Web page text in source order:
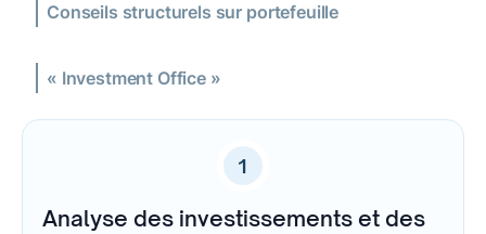
Conseils structurels sur portefeuille
« Investment Office »
1
Analyse des investissements et des